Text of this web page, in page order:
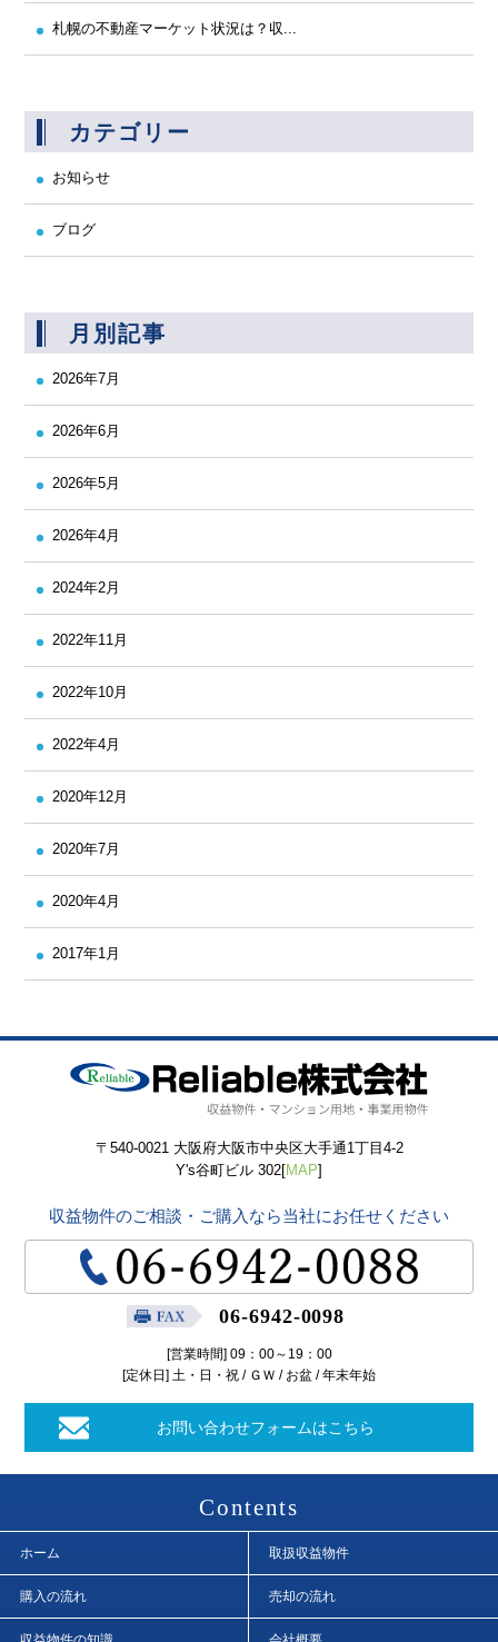
札幌の不動産マーケット状況は？収...
カテゴリー
お知らせ
ブログ
月別記事
2026年7月
2026年6月
2026年5月
2026年4月
2024年2月
2022年11月
2022年10月
2022年4月
2020年12月
2020年7月
2020年4月
2017年1月
〒540-0021 大阪府大阪市中央区大手通1丁目4-2
Y's谷町ビル 302[MAP]
収益物件のご相談・ご購入なら当社にお任せください
06-6942-0098
[営業時間] 09：00～19：00
[定休日] 土・日・祝 / ＧＷ / お盆 / 年末年始
お問い合わせフォームはこちら
Contents
ホーム 取扱収益物件
購入の流れ 売却の流れ